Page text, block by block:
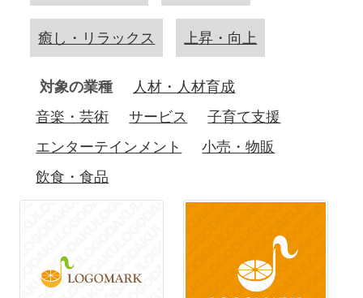
癒し・リラックス 上昇・向上
対象の業種
人材・人材育成
音楽・芸術
サービス
子育て支援
エンターテインメント
小売・物販
飲食・食品